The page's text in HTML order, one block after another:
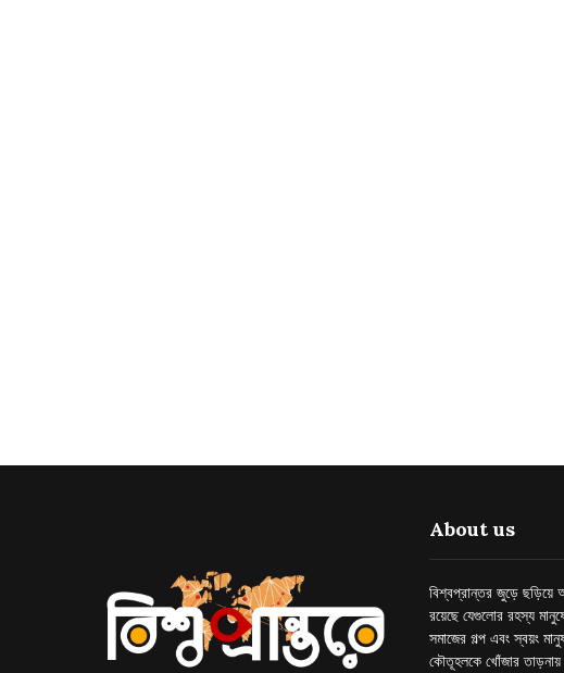
About us
বিশ্বপ্রান্তর জুড়ে ছড়িয়ে
রয়েছে যেগুলোর রহস্য
সমাজের গল্প এবং স্বয়ং
কৌতূহলকে খোঁজার